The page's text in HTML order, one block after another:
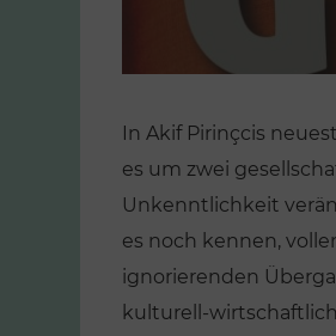
In Akif Pirinçcis
es um zwei
Unkenntlichkeit
es noch kennen,
ignorierenden
kulturell-